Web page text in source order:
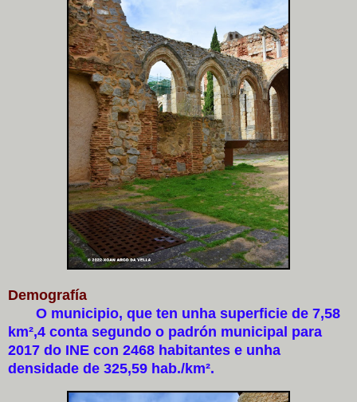
Demografía
O municipio, que ten unha superficie de 7,58
km²,4​ conta segundo o padrón municipal para
2017 do INE con 2468 habitantes e unha
densidade de 325,59 hab./km².